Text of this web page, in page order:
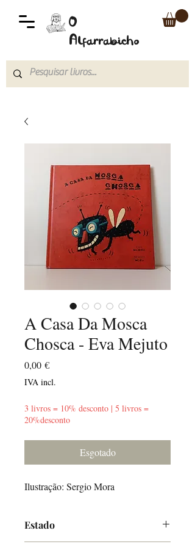
O
Alfarrabicho
A Casa Da Mosca
Chosca - Eva Mejuto
0,00 €Preço
IVA incl.
3 livros = 10% desconto | 5 livros =
20%desconto
Esgotado
Ilustração: Sergio Mora
Estado